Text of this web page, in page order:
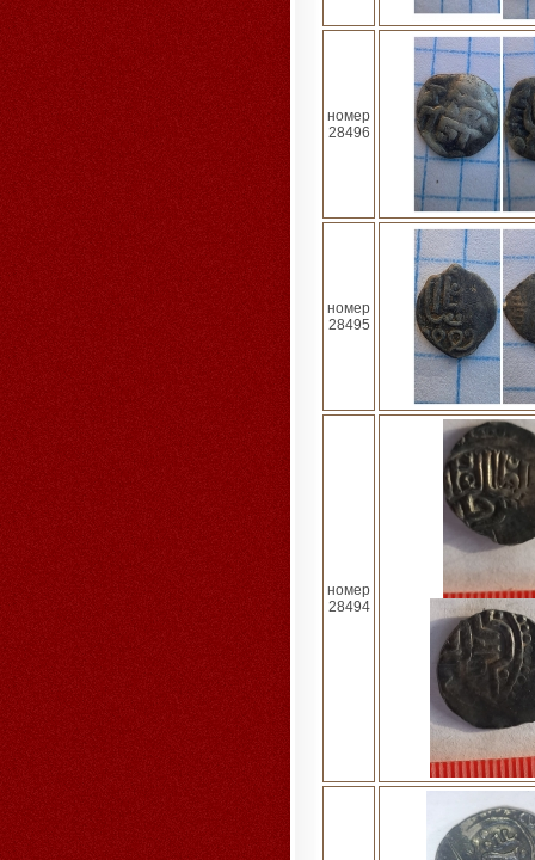
номер
28496
номер
28495
номер
28494